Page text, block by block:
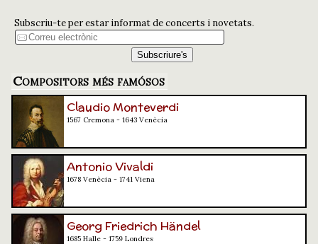
Subscriu-te per estar informat de concerts i novetats.
Compositors més famósos
Claudio Monteverdi
1567 Cremona - 1643 Venècia
Antonio Vivaldi
1678 Venècia - 1741 Viena
Georg Friedrich Händel
1685 Halle - 1759 Londres